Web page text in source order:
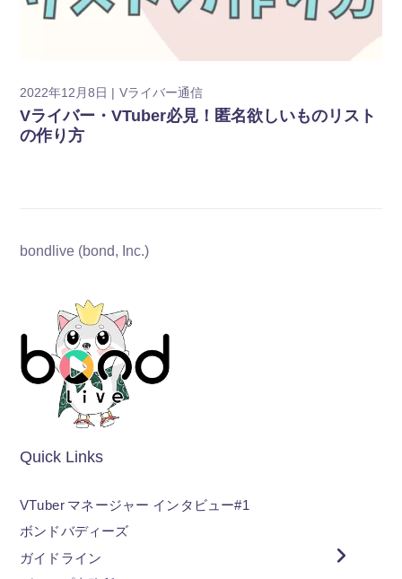
2022年12月8日 Vライバー通信
Vライバー・VTuber必見！匿名欲しいものリスト
の作り方
bondlive (bond, Inc.)
Quick Links
VTuber マネージャー インタビュー#1
ボンドバディーズ
ガイドライン